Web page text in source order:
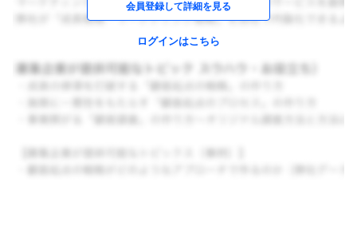
会員登録して詳細を見る
ログインはこちら